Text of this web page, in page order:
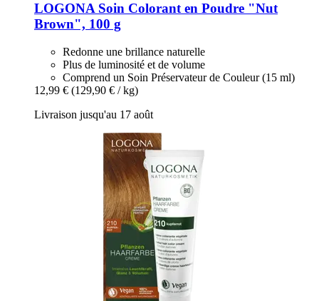
LOGONASoin Colorant en Poudre "Nut
Brown", 100 g
Redonne une brillance naturelle
Plus de luminosité et de volume
Comprend un Soin Préservateur de Couleur (15 ml)
12,99 € (129,90 € / kg)
Livraison jusqu'au 17 août